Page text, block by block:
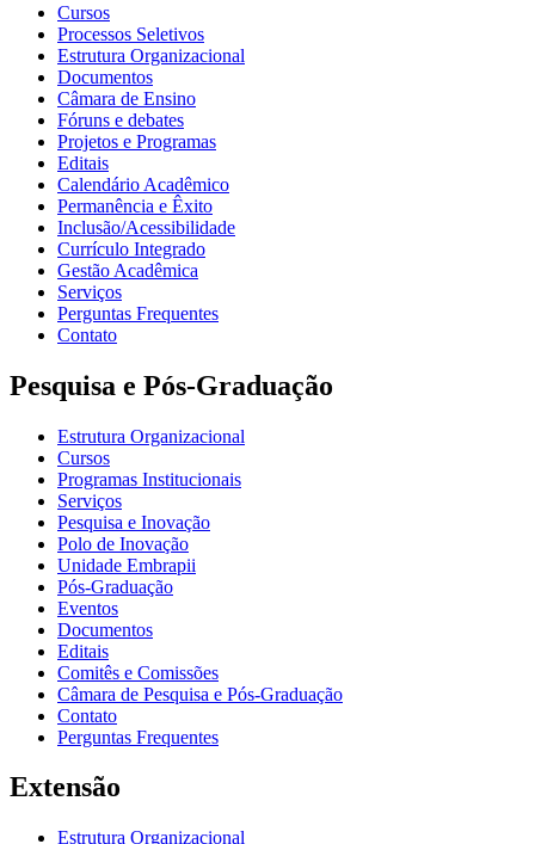
Cursos
Processos Seletivos
Estrutura Organizacional
Documentos
Câmara de Ensino
Fóruns e debates
Projetos e Programas
Editais
Calendário Acadêmico
Permanência e Êxito
Inclusão/Acessibilidade
Currículo Integrado
Gestão Acadêmica
Serviços
Perguntas Frequentes
Contato
Pesquisa e Pós-Graduação
Estrutura Organizacional
Cursos
Programas Institucionais
Serviços
Pesquisa e Inovação
Polo de Inovação
Unidade Embrapii
Pós-Graduação
Eventos
Documentos
Editais
Comitês e Comissões
Câmara de Pesquisa e Pós-Graduação
Contato
Perguntas Frequentes
Extensão
Estrutura Organizacional